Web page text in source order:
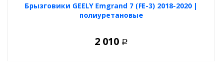
Брызговики GEELY Emgrand 7 (FE-3) 2018-2020 |
полиуретановые
2 010 Р